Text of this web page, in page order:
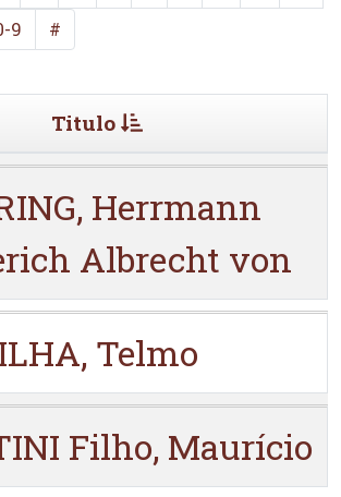
9 #
Titulo
Herrmann
Albrecht von
Telmo
Filho, Maurício